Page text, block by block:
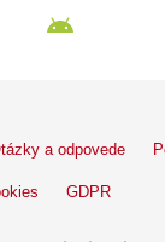
a odpovede
GDPR